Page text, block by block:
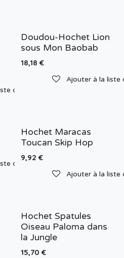
de souhaits
Doudou-Hochet Lion
sous Mon Baobab
18,18 €
Ajouter à la liste
de souhaits
Hochet Maracas
Toucan Skip Hop
9,92 €
Ajouter à la liste
Hochet Spatules
Oiseau Paloma dans
la Jungle
15,70 €